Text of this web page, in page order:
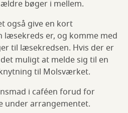
bøger i mellem.
også give en kort
er, og komme med
til læsekredsen. Hvis der er
muligt at melde sig til en
til Molsværket.
i caféen forud for
under arrangementet.